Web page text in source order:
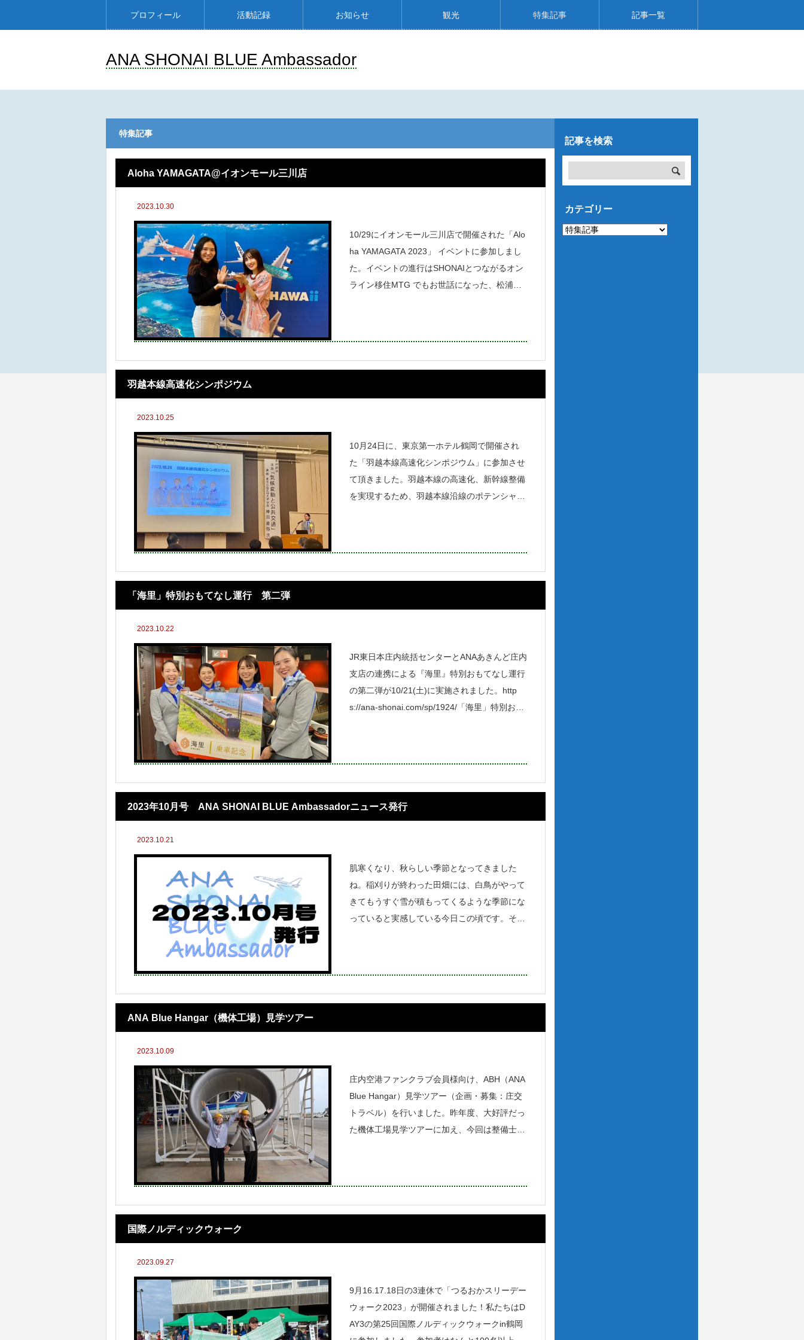
プロフィール 活動記録 お知らせ 観光 特集記事 記事一覧
ANA SHONAI BLUE Ambassador
特集記事
Aloha YAMAGATA@イオンモール三川店
2023.10.30
10/29にイオンモール三川店で開催された「Alo
ha YAMAGATA 2023」 イベントに参加しまし
た。イベントの進行はSHONAIとつながるオン
ライン移住MTG でもお世話になった、松浦彩
羽越本線高速化シンポジウム
2023.10.25
10月24日に、東京第一ホテル鶴岡で開催され
た「羽越本線高速化シンポジウム」に参加させ
て頂きました。羽越本線の高速化、新幹線整備
を実現するため、羽越本線沿線のポテンシャル
「海里」特別おもてなし運行 第二弾
2023.10.22
JR東日本庄内統括センターとANAあきんど庄内
支店の連携による『海里』特別おもてなし運行
の第二弾が10/21(土)に実施されました。http
s://ana-shonai.com/sp/1924/「海里」特別おも
2023年10月号 ANA SHONAI BLUE Ambassadorニュース発行
2023.10.21
肌寒くなり、秋らしい季節となってきました
ね。稲刈りが終わった田畑には、白鳥がやって
きてもうすぐ雪が積もってくるような季節にな
っていると実感している今日この頃です。そん
ANA Blue Hangar（機体工場）見学ツアー
2023.10.09
庄内空港ファンクラブ会員様向け、ABH（ANA
Blue Hangar）見学ツアー（企画・募集：庄交
トラベル）を行いました。昨年度、大好評だっ
た機体工場見学ツアーに加え、今回は整備士・
国際ノルディックウォーク
2023.09.27
9月16.17.18日の3連休で「つるおかスリーデー
ウォーク2023」が開催されました！私たちはD
AY3の第25回国際ノルディックウォークin鶴岡
記事を検索
カテゴリー
カ
テ